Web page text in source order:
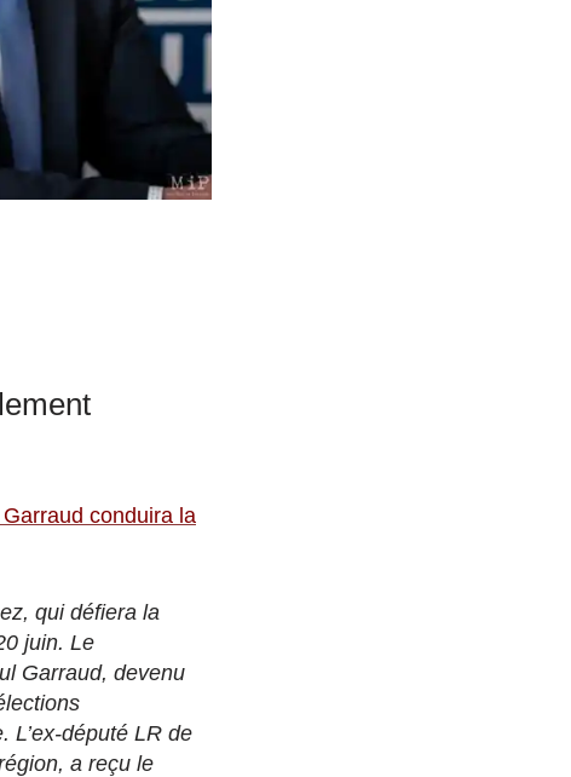
conduira la
qui défiera la
juin. Le
Garraud, devenu
L’ex-député LR de
a reçu le